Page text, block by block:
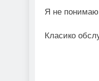
Я не
Класико